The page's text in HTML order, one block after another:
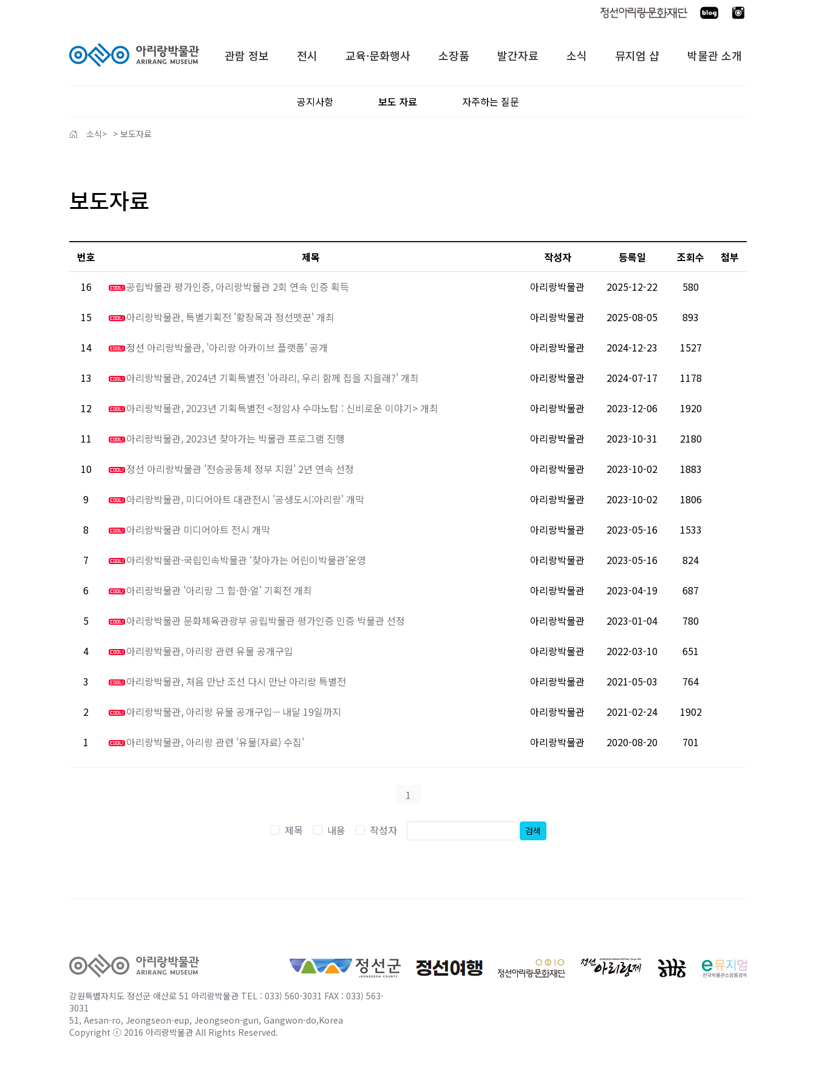
관람 정보 전시 교육·문화행사 소장품 발간자료 소식 뮤지엄 샵 박물관 소개
공지사항 보도 자료 자주하는 질문
>
소식 > 보도자료
보도자료
번호 제목 작성자 등록일 조회수 첨부
16 공립박물관 평가인증, 아리랑박물관 2회 연속 인증 획득 아리랑박물관 2025-12-22 580
15 아리랑박물관, 특별기획전 '황장목과 정선뗏꾼' 개최 아리랑박물관 2025-08-05 893
14 정선 아리랑박물관, '아리랑 아카이브 플랫폼' 공개 아리랑박물관 2024-12-23 1527
13 아리랑박물관, 2024년 기획특별전 '아라리, 우리 함께 집을 지을래?' 개최 아리랑박물관 2024-07-17 1178
12 아리랑박물관, 2023년 기획특별전 <정암사 수마노탑 : 신비로운 이야기> 개최 아리랑박물관 2023-12-06 1920
11 아리랑박물관, 2023년 찾아가는 박물관 프로그램 진행 아리랑박물관 2023-10-31 2180
10 정선 아리랑박물관 '전승공동체 정부 지원' 2년 연속 선정 아리랑박물관 2023-10-02 1883
9 아리랑박물관, 미디어아트 대관전시 '공생도시:아리랑' 개막 아리랑박물관 2023-10-02 1806
8 아리랑박물관 미디어아트 전시 개막 아리랑박물관 2023-05-16 1533
7 아리랑박물관·국립민속박물관 ‘찾아가는 어린이박물관’운영 아리랑박물관 2023-05-16 824
6 아리랑박물관 '아리랑 그 힙·한·얼' 기획전 개최 아리랑박물관 2023-04-19 687
5 아리랑박물관 문화체육관광부 공립박물관 평가인증 인증 박물관 선정 아리랑박물관 2023-01-04 780
4 아리랑박물관, 아리랑 관련 유물 공개구입 아리랑박물관 2022-03-10 651
3 아리랑박물관, 처음 만난 조선 다시 만난 아리랑 특별전 아리랑박물관 2021-05-03 764
2 아리랑박물관, 아리랑 유물 공개구입··· 내달 19일까지 아리랑박물관 2021-02-24 1902
1 아리랑박물관, 아리랑 관련 '유물(자료) 수집' 아리랑박물관 2020-08-20 701
1
제목 내용 작성자 검색
강원특별자치도 정선군 애산로 51 아리랑박물관 TEL : 033) 560-3031 FAX : 033) 563-
3031
51, Aesan-ro, Jeongseon-eup, Jeongseon-gun, Gangwon-do,Korea
Copyright ⓒ 2016 아리랑박물관 All Rights Reserved.